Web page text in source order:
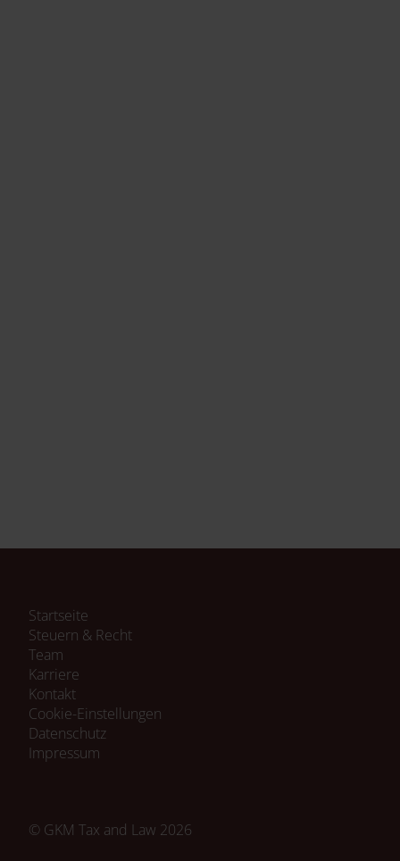
Navigation
überspringen
Startseite
Steuern & Recht
Team
Karriere
Kontakt
Cookie-Einstellungen
Navigation
überspringen
Datenschutz
Impressum
© GKM Tax and Law 2026